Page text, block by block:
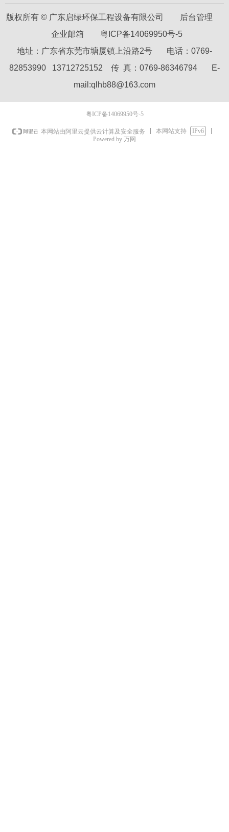
版权所有 © 广东启绿环保工程设备有限公司
后台管理
企业邮箱 粤ICP备14069950号-5
地址：广东省东莞市塘厦镇上沿路2号 电话：0769-
82853990 13712725152 传 真：0769-86346794 E-
mail:qlhb88@163.com
粤ICP备14069950号-5
本网站由阿里云提供云计算及安全服务 本网站支持
IPv6
Powered by 万网